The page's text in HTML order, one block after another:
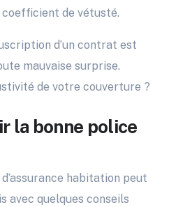
de vétusté.
d’un contrat est
mauvaise surprise.
de votre couverture ?
la bonne police
habitation peut
avec quelques conseils